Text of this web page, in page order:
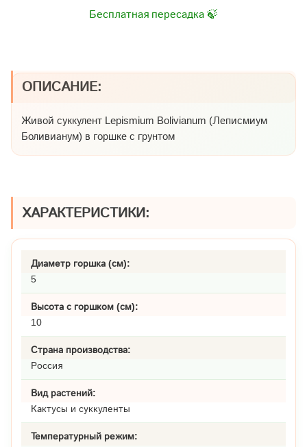
Бесплатная пересадка 🍃
ОПИСАНИЕ:
Живой суккулент Lepismium Bolivianum (Леписмиум
Боливианум) в горшке с грунтом
ХАРАКТЕРИСТИКИ:
Диаметр горшка (см):
5
Высота с горшком (см):
10
Страна производства:
Россия
Вид растений:
Кактусы и суккуленты
Температурный режим: